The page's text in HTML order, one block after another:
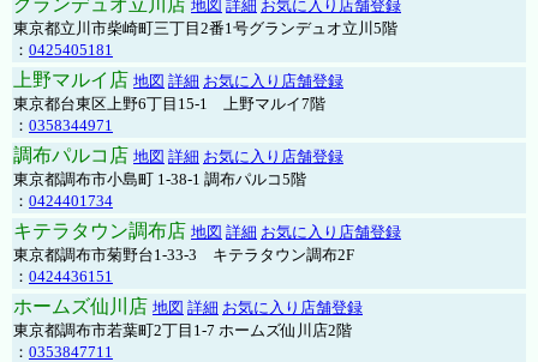
グランデュオ立川店 地図 詳細 お気に入り店舗登録
東京都立川市柴崎町三丁目2番1号グランデュオ立川5階
： 0425405181
上野マルイ店 地図 詳細 お気に入り店舗登録
東京都台東区上野6丁目15-1 上野マルイ7階
： 0358344971
調布パルコ店 地図 詳細 お気に入り店舗登録
東京都調布市小島町 1-38-1 調布パルコ5階
： 0424401734
キテラタウン調布店 地図 詳細 お気に入り店舗登録
東京都調布市菊野台1-33-3 キテラタウン調布2F
： 0424436151
ホームズ仙川店 地図 詳細 お気に入り店舗登録
東京都調布市若葉町2丁目1-7 ホームズ仙川店2階
： 0353847711